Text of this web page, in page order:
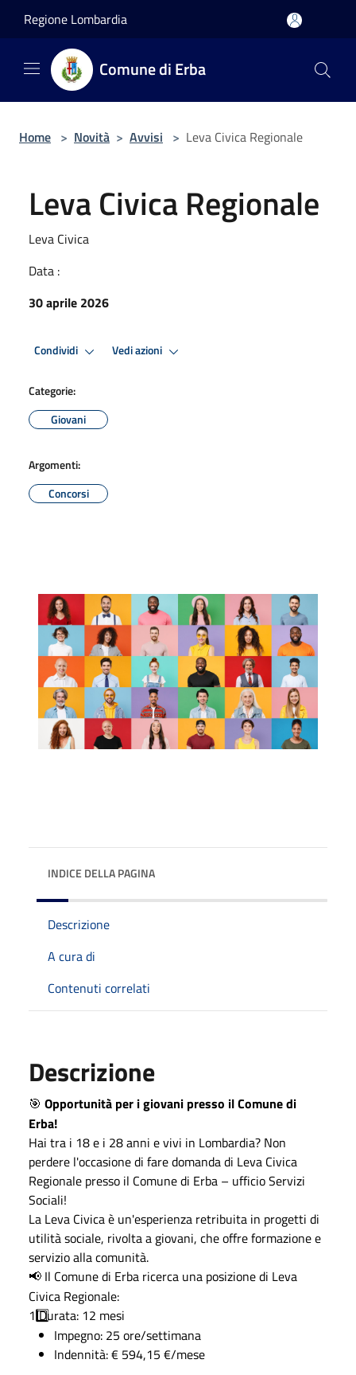
Regione Lombardia
Comune di Erba
Home > Novità > Avvisi > Leva Civica Regionale
Leva Civica Regionale
Leva Civica
Data :
30 aprile 2026
Condividi Vedi azioni
Categorie:
Giovani
Argomenti:
Concorsi
INDICE DELLA PAGINA
Descrizione
A cura di
Contenuti correlati
Descrizione
🎯 Opportunità per i giovani presso il Comune di
Erba!
Hai tra i 18 e i 28 anni e vivi in Lombardia? Non
perdere l'occasione di fare domanda di Leva Civica
Regionale presso il Comune di Erba – ufficio Servizi
Sociali!
La Leva Civica è un'esperienza retribuita in progetti di
utilità sociale, rivolta a giovani, che offre formazione e
servizio alla comunità.
📢 Il Comune di Erba ricerca una posizione di Leva
Civica Regionale:
1️Durata: 12 mesi
Impegno: 25 ore/settimana
Indennità: € 594,15 €/mese